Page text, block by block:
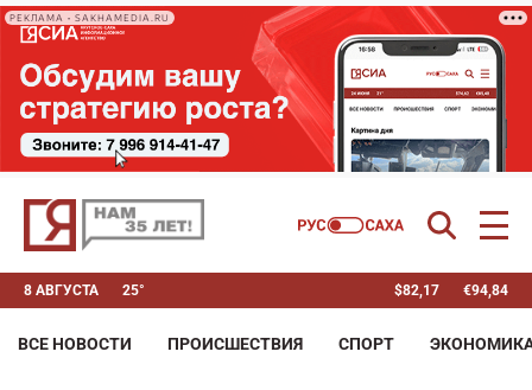
РЕКЛАМА • SAKHAMEDIA.RU
8 АВГУСТА 25° $82,17 €94,84
ВСЕ НОВОСТИ ПРОИСШЕСТВИЯ СПОРТ